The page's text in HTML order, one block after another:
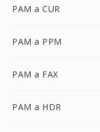
PAM a CUR
PAM a PPM
PAM a FAX
PAM a HDR